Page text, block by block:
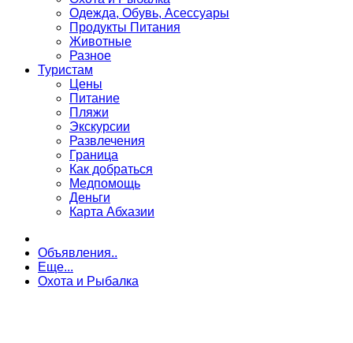
Одежда, Обувь, Асессуары
Продукты Питания
Животные
Разное
Туристам
Цены
Питание
Пляжи
Экскурсии
Развлечения
Граница
Как добраться
Медпомощь
Деньги
Карта Абхазии
Объявления..
Еще...
Охота и Рыбалка